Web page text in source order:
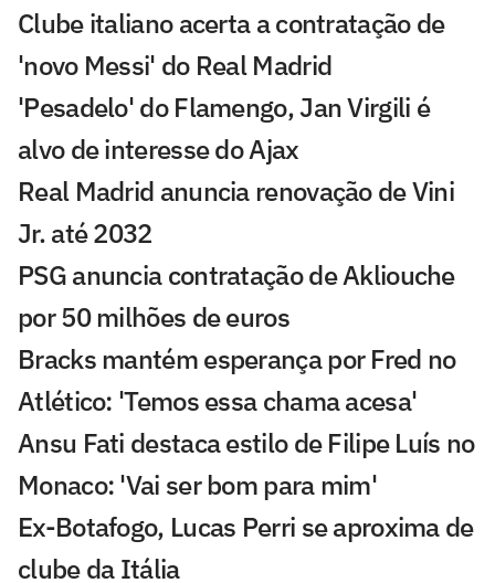
Clube italiano acerta a contratação de
'novo Messi' do Real Madrid
'Pesadelo' do Flamengo, Jan Virgili é
alvo de interesse do Ajax
Real Madrid anuncia renovação de Vini
Jr. até 2032
PSG anuncia contratação de Akliouche
por 50 milhões de euros
Bracks mantém esperança por Fred no
Atlético: 'Temos essa chama acesa'
Ansu Fati destaca estilo de Filipe Luís no
Monaco: 'Vai ser bom para mim'
Ex-Botafogo, Lucas Perri se aproxima de
clube da Itália